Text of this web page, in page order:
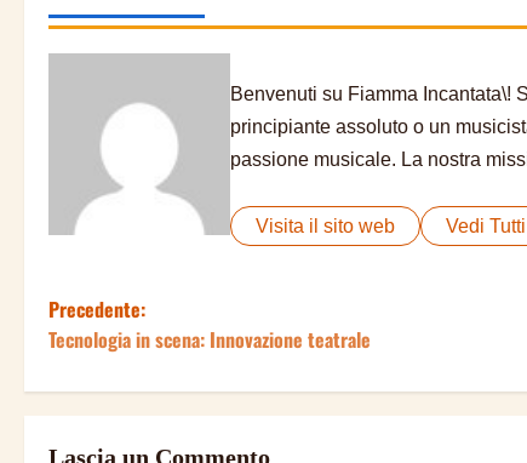
Benvenuti su Fiamma Incantata\!
principiante assoluto o un
passione musicale. La nostra
Visita il sito web Vedi
N
Precedente:
Tecnologia in scena: Innovazione teatrale
Lascia un Commento